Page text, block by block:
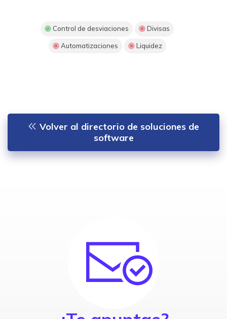
Control de desviaciones Divisas
Automatizaciones Liquidez
Volver al directorio de soluciones de
software